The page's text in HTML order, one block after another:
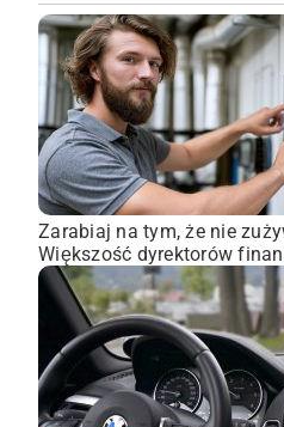
Zarabiaj na tym, że nie
Większość dyrektorów